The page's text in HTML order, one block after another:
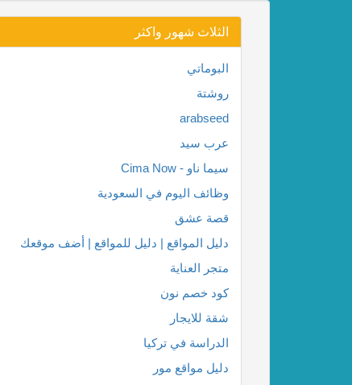
الثلاث شهور واكثر
البوماتي
روشتة
arabseed
عرب سيد
سيما ناو - Cima Now
وظائف اليوم في السعودية
قصة عشق
دليل المواقع | دليل للمواقع | أضف موقعك
متجر العناية
كود خصم نون
شقة للايجار
الدراسة في تركيا
دليل مواقع مور